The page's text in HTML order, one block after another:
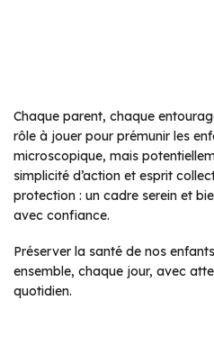
Chaque parent, chaque
rôle à jouer pour prémunir les
microscopique, mais
simplicité d’action et esprit
protection : un cadre serein et
avec confiance.
Préserver la santé de nos
ensemble, chaque jour, avec
quotidien.